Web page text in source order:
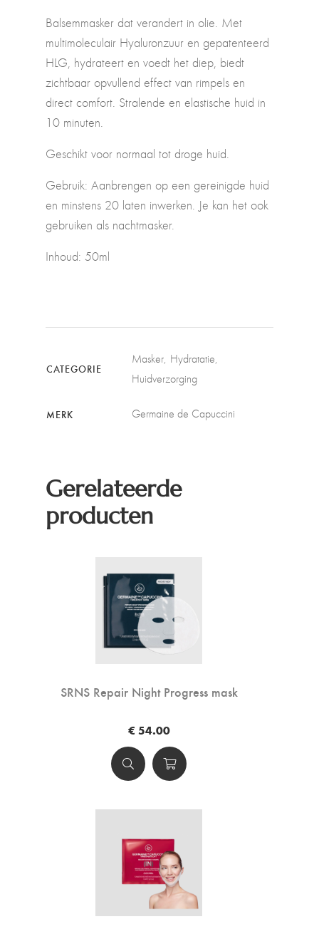
Balsemmasker dat verandert in olie. Met
multimoleculair Hyaluronzuur en gepatenteerd
HLG, hydrateert en voedt het diep, biedt
zichtbaar opvullend effect van rimpels en
direct comfort. Stralende en elastische huid in
10 minuten.
Geschikt voor normaal tot droge huid.
Gebruik: Aanbrengen op een gereinigde huid
en minstens 20 laten inwerken. Je kan het ook
gebruiken als nachtmasker.
Inhoud: 50ml
CATEGORIE
Masker Hydratatie
Huidverzorging
MERK Germaine de Capuccini
Gerelateerde
producten
SRNS Repair Night Progress mask
€ 54.00